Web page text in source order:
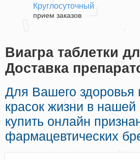
Круглосуточный
прием заказов
Виагра таблетки
Доставка
Для Вашего здоровья
красок жизни в
купить онлайн
фармацевтических